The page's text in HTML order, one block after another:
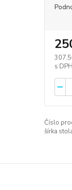
Číslo
šírka